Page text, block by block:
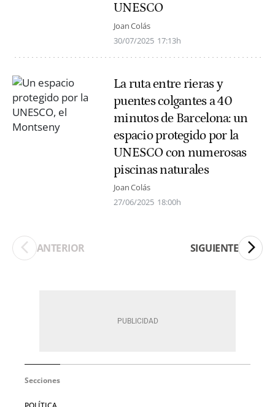
UNESCO
Joan Colás
30/07/2025 17:13h
La ruta entre rieras y
puentes colgantes a 40
minutos de Barcelona: un
espacio protegido por la
UNESCO con numerosas
piscinas naturales
Joan Colás
27/06/2025 18:00h
ANTERIOR SIGUIENTE
Secciones